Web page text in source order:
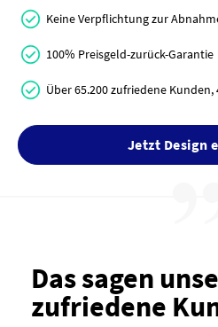
Keine Verpflichtung zur
100% Preisgeld-zurück-Garantie
Über 65.200 zufriedene Kunden,
Jetzt Design
Das sagen
zufriedene